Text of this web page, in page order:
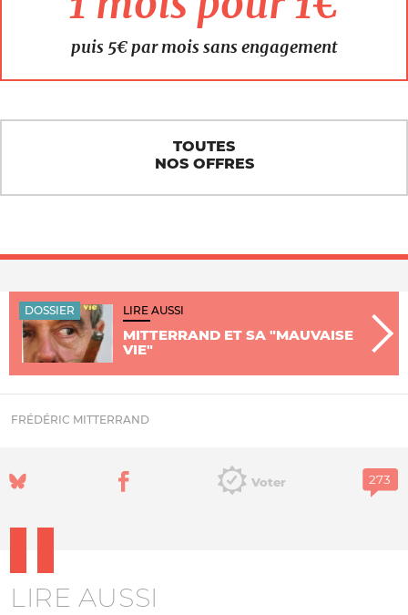
puis 5€ par mois sans engagement
TOUTES
NOS OFFRES
DOSSIER LIRE AUSSI
MITTERRAND ET SA "MAUVAISE
VIE"
FRÉDÉRIC MITTERRAND
Voter
LIRE AUSSI